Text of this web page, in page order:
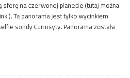
sferę na czerwonej planecie (tutaj można
). Ta panorama jest tylko wycinkiem
sondy Curiosyty. Panorama została